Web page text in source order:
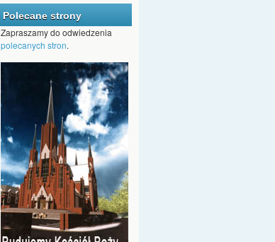
Polecane strony
Zapraszamy do odwiedzenia
polecanych stron.